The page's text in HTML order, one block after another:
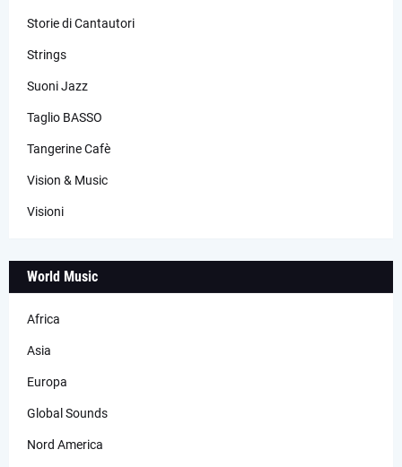
Storie di Cantautori
Strings
Suoni Jazz
Taglio BASSO
Tangerine Cafè
Vision & Music
Visioni
World Music
Africa
Asia
Europa
Global Sounds
Nord America